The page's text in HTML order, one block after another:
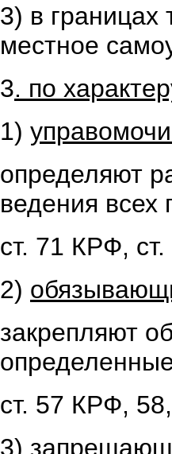
3) в границах
местное
3. по
1)
определяют
ведения всех
ст. 71 КРФ,
2)
закрепляют
ст. 57 КРФ,
3)